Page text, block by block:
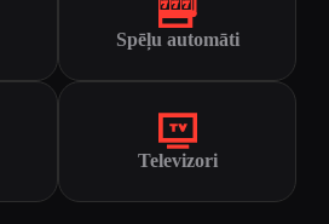
Spēļu automāti
Televizori